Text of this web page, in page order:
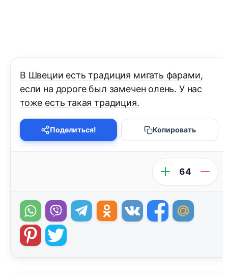
В Швеции есть традиция мигать фарами,
если на дороге был замечен олень. У нас
тоже есть такая традиция.
Поделиться! Копировать
64